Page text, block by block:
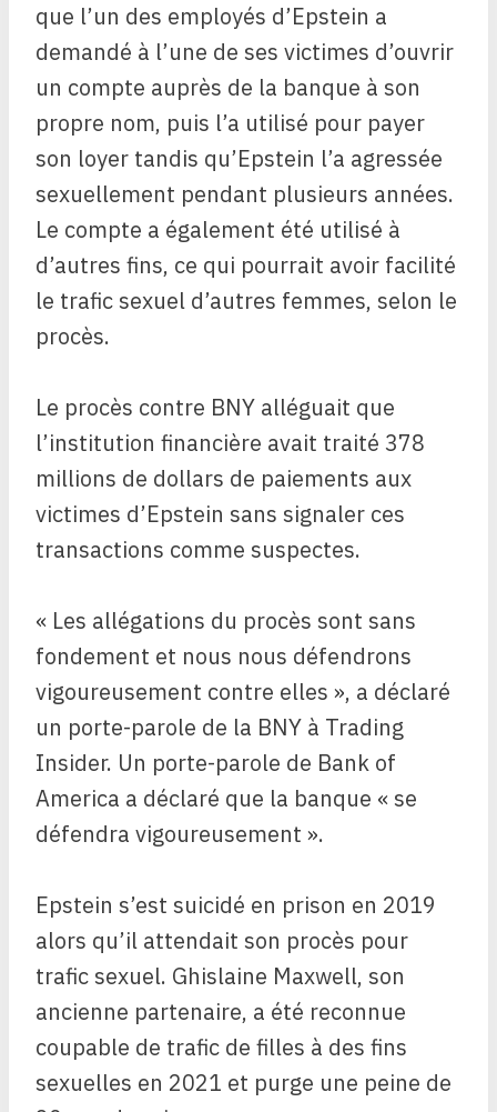
que l’un des employés d’Epstein a
demandé à l’une de ses victimes d’ouvrir
un compte auprès de la banque à son
propre nom, puis l’a utilisé pour payer
son loyer tandis qu’Epstein l’a agressée
sexuellement pendant plusieurs années.
Le compte a également été utilisé à
d’autres fins, ce qui pourrait avoir facilité
le trafic sexuel d’autres femmes, selon le
procès.
Le procès contre BNY alléguait que
l’institution financière avait traité 378
millions de dollars de paiements aux
victimes d’Epstein sans signaler ces
transactions comme suspectes.
« Les allégations du procès sont sans
fondement et nous nous défendrons
vigoureusement contre elles », a déclaré
un porte-parole de la BNY à Trading
Insider. Un porte-parole de Bank of
America a déclaré que la banque « se
défendra vigoureusement ».
Epstein s’est suicidé en prison en 2019
alors qu’il attendait son procès pour
trafic sexuel. Ghislaine Maxwell, son
ancienne partenaire, a été reconnue
coupable de trafic de filles à des fins
sexuelles en 2021 et purge une peine de